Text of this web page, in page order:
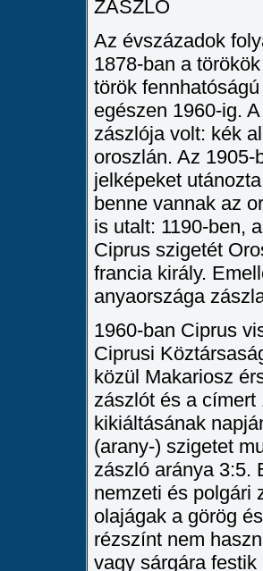
ZÁSZLÓ
Az évszázadok
1878-ban a
török
egészen 1960-ig.
zászlója volt: kék
oroszlán. Az
jelképeket
benne vannak az
is utalt: 1190-ben,
Ciprus szigetét
francia király.
anyaországa
1960-ban Ciprus
Ciprusi
közül Makariosz
zászlót és a címert
kikiáltásának
(arany-) szigetet
zászló aránya 3:5.
nemzeti és polgári
olajágak a görög
rézszínt nem
vagy sárgára